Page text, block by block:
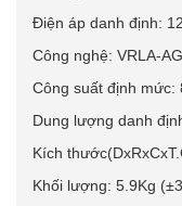
Điện áp danh định:
Công nghệ: VRLA-
Công suất định mức:
Dung lượng danh
Kích
Khối lượng: 5.9Kg